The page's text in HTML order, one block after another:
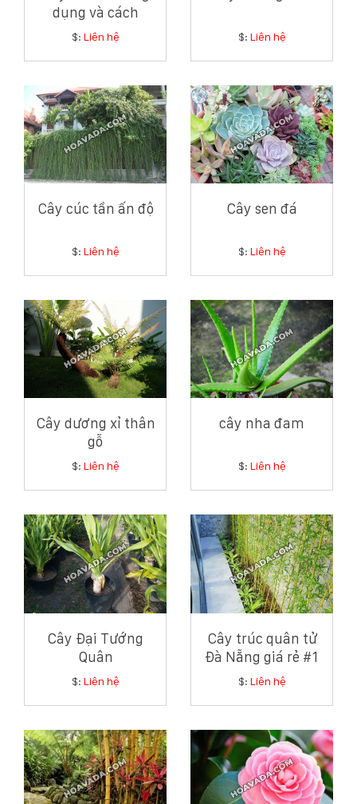
dụng và cách
chăm sóc cây lá vối
$: Liên hệ $: Liên hệ
Cây cúc tần ấn độ
$: Liên hệ
Cây sen đá
$: Liên hệ
Cây dương xỉ thân
gỗ
$: Liên hệ
cây nha đam
$: Liên hệ
Cây Đại Tướng
Quân
$: Liên hệ
Cây trúc quân tử
Đà Nẵng giá rẻ #1
$: Liên hệ